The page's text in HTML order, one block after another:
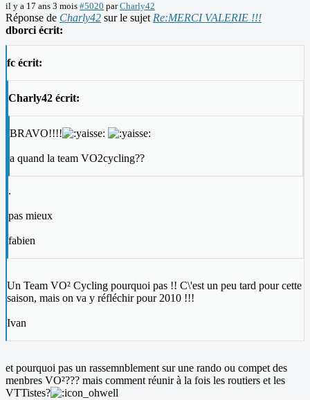
il y a 17 ans 3 mois #5020 parCharly42
Réponse de Charly42 sur le sujet Re:MERCI VALERIE !!!
dborci écrit:
fc écrit:
Charly42 écrit:
BRAVO!!!!
a quand la team VO2cycling??
.
pas mieux
fabien
Un Team VO² Cycling pourquoi pas !! C\'est un peu tard pour cette
saison, mais on va y réfléchir pour 2010 !!!
Ivan
et pourquoi pas un rassemnblement sur une rando ou compet des
menbres VO²??? mais comment réunir à la fois les routiers et les
VTTistes?